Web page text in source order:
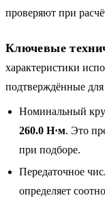
проверяют при
Ключевые
характеристики
подтверждённые
Номинальный
260.0 Н·м. Это
при подборе.
Передаточное
определяет